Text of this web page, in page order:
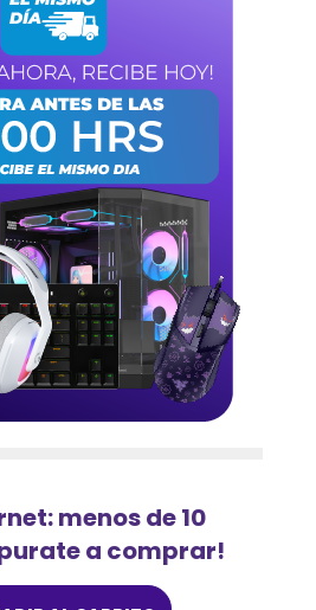
menos de 10
a comprar!